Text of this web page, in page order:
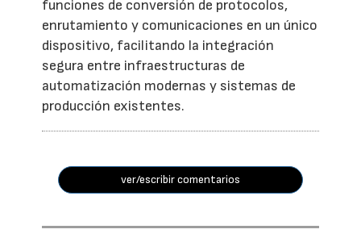
funciones de conversión de protocolos,
enrutamiento y comunicaciones en un único
dispositivo, facilitando la integración
segura entre infraestructuras de
automatización modernas y sistemas de
producción existentes.
ver/escribir comentarios